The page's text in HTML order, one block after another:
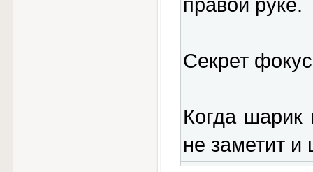
правой руке.
Секрет
Когда шарик
не заметит и